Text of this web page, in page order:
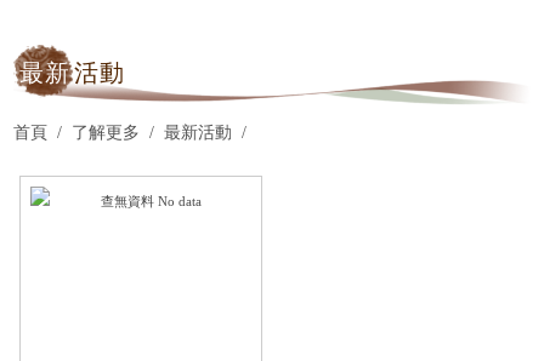
最新活動
首頁 了解更多 最新活動